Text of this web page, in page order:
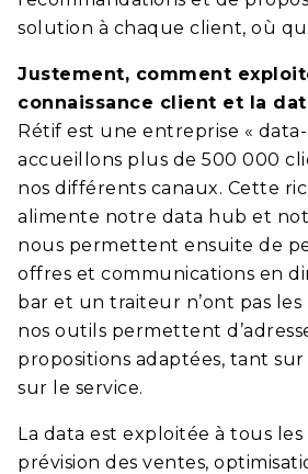
solution à chaque client, où
Justement, comment
connaissance client et la
Rétif est une entreprise «
accueillons plus de 500 000
nos différents canaux. Cette
alimente notre data hub et
nous permettent ensuite de
offres et communications en
bar et un traiteur n’ont pas les
nos outils permettent
propositions adaptées, tant
sur le service.
La data est exploitée à tous les
prévision des ventes,